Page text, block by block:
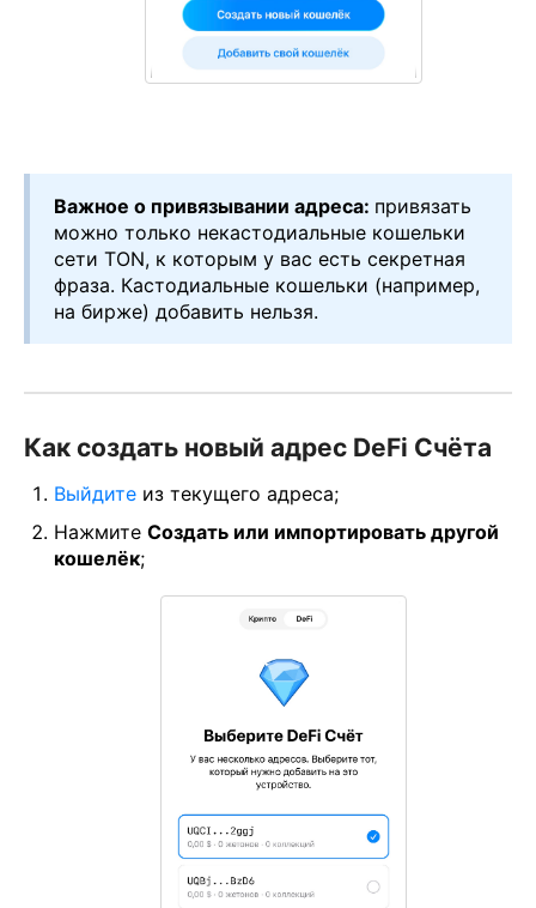
Важное о привязывании адреса: привязать
можно только некастодиальные кошельки
сети TON, к которым у вас есть секретная
фраза. Кастодиальные кошельки (например,
на бирже) добавить нельзя.
Как создать новый адрес DeFi Счёта
Выйдите из текущего адреса;
Нажмите Создать или импортировать другой
кошелёк;